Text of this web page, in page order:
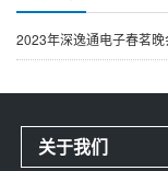
2023年深逸通电子春茗
关于我们